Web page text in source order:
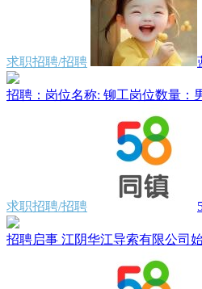
求职招聘/招聘
招聘：岗位名称: 铆工岗位数量：
求职招聘/招聘
招聘启事 江阴华江导索有限公司